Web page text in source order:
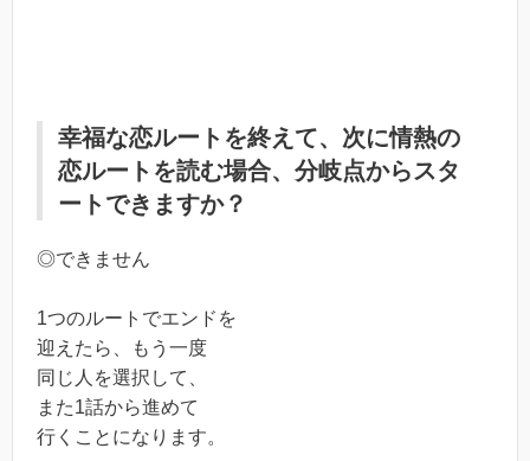
幸福な恋ルートを終えて、次に情熱の
恋ルートを読む場合、分岐点からスタ
ートできますか？
◎できません
1つのルートでエンドを
迎えたら、もう一度
同じ人を選択して、
また1話から進めて
行くことになります。